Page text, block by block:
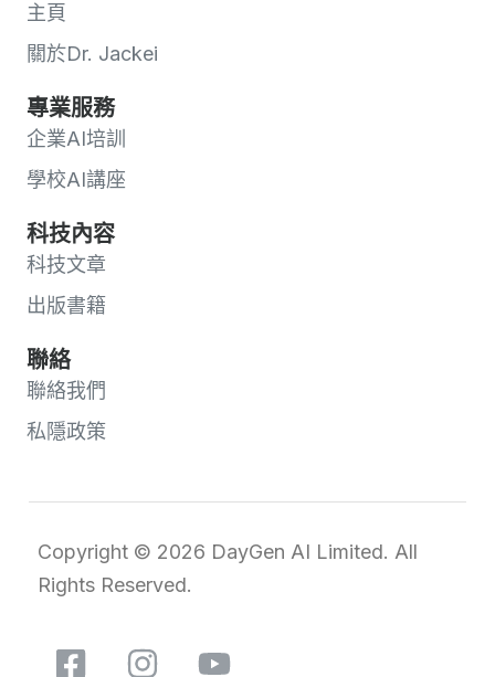
主頁
關於Dr. Jackei
專業服務
企業AI培訓
學校AI講座
科技內容
科技文章
出版書籍
聯絡
聯絡我們
私隱政策
Copyright © 2026 DayGen AI Limited. All
Rights Reserved.